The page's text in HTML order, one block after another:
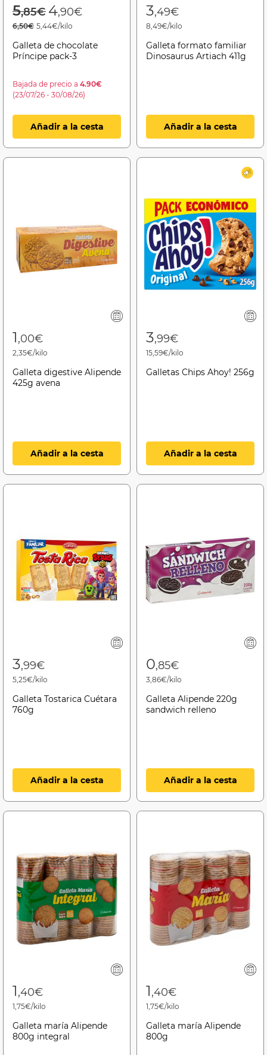
Price reduced from
5,85€to
4,90€
6,50€ 5,44€/kilo
Galleta de chocolate
Príncipe pack-3
Bajada de precio a 4.90€
(23/07/26 - 30/08/26)
Añadir a la cesta
3,49€
8,49€/kilo
Galleta formato familiar
Dinosaurus Artiach 411g
Añadir a la cesta
1,00€
2,35€/kilo
Galleta digestive Alipende
425g avena
Añadir a la cesta
3,99€
15,59€/kilo
Galletas Chips Ahoy! 256g
Añadir a la cesta
3,99€
5,25€/kilo
Galleta Tostarica Cuétara
760g
Añadir a la cesta
0,85€
3,86€/kilo
Galleta Alipende 220g
sandwich relleno
Añadir a la cesta
1,40€
1,75€/kilo
Galleta maría Alipende
800g integral
1,40€
1,75€/kilo
Galleta maría Alipende
800g